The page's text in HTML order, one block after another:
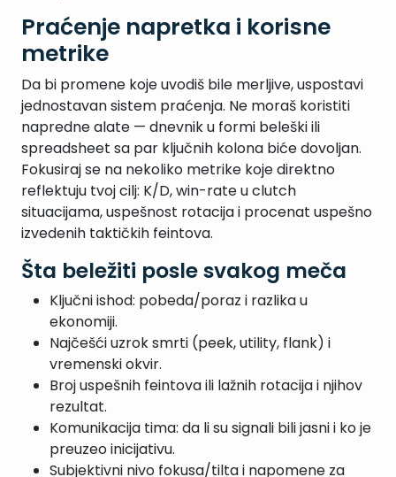
Praćenje napretka i korisne
metrike
Da bi promene koje uvodiš bile merljive, uspostavi
jednostavan sistem praćenja. Ne moraš koristiti
napredne alate — dnevnik u formi beleški ili
spreadsheet sa par ključnih kolona biće dovoljan.
Fokusiraj se na nekoliko metrike koje direktno
reflektuju tvoj cilj: K/D, win-rate u clutch
situacijama, uspešnost rotacija i procenat uspešno
izvedenih taktičkih feintova.
Šta beležiti posle svakog meča
Ključni ishod: pobeda/poraz i razlika u
ekonomiji.
Najčešći uzrok smrti (peek, utility, flank) i
vremenski okvir.
Broj uspešnih feintova ili lažnih rotacija i njihov
rezultat.
Komunikacija tima: da li su signali bili jasni i ko je
preuzeo inicijativu.
Subjektivni nivo fokusa/tilta i napomene za